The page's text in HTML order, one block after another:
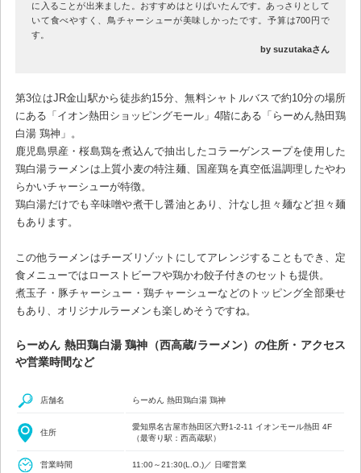
に入ることが出来ました。おすすめはとりぱいたんです。あっさりとして
いて食べやすく、鳥チャーシューが美味しかったです。予算は700円で
す。
by suzutakaさん
第3位はJR金山駅から徒歩約15分、無料シャトルバスで約10分の場所
にある「イオン熱田ショッピングモール」4階にある「らーめん熱田鶏
白湯 鶏神」。
鹿児島県産・桜島鶏を煮込んで抽出したコラーゲンスープを使用した
鶏白湯ラーメンは上質小麦の特注麺、国産鶏を真空低温調理したやわ
らかいチャーシューが特徴。
鶏白湯だけでも辛味噌や煮干し醤油とあり、汁なし担々麺など担々麺
もあります。
この他ラーメンはチーズリゾットにしてアレンジすることもでき、定
食メニューではローストビーフや鶏かわ餃子付きのセットも提供。
煮玉子・豚チャーシュー・鶏チャーシューなどのトッピング全部乗せ
もあり、オリジナルラーメンも楽しめそうですね。
らーめん 熱田鶏白湯 鶏神（西高蔵/ラーメン）の住所・アクセス
や営業時間など
店舗名 らーめん 熱田鶏白湯 鶏神
住所
愛知県名古屋市熱田区六野1-2-11 イオンモール熱田 4F
（最寄り駅：西高蔵駅）
営業時間 11:00～21:30(L.O.)／ 日曜営業